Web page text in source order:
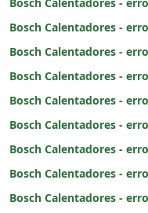
Bosch Calentadores -
Bosch Calentadores -
Bosch Calentadores -
Bosch Calentadores -
Bosch Calentadores -
Bosch Calentadores -
Bosch Calentadores -
Bosch Calentadores -